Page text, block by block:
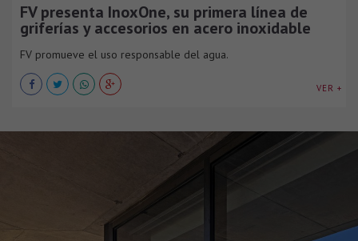
FV presenta InoxOne, su primera línea de
griferías y accesorios en acero inoxidable
FV promueve el uso responsable del agua.
VER +